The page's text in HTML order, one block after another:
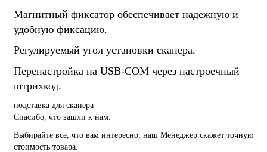
Магнитный фиксатор обеспечивает надежную и
удобную фиксацию.
Регулируемый угол установки сканера.
Перенастройка на USB-COM через настроечный
штрихкод.
подставка для сканера
Спасибо, что зашли к нам.
Выбирайте все, что вам интересно, наш Менеджер скажет точную
стоимость товара.